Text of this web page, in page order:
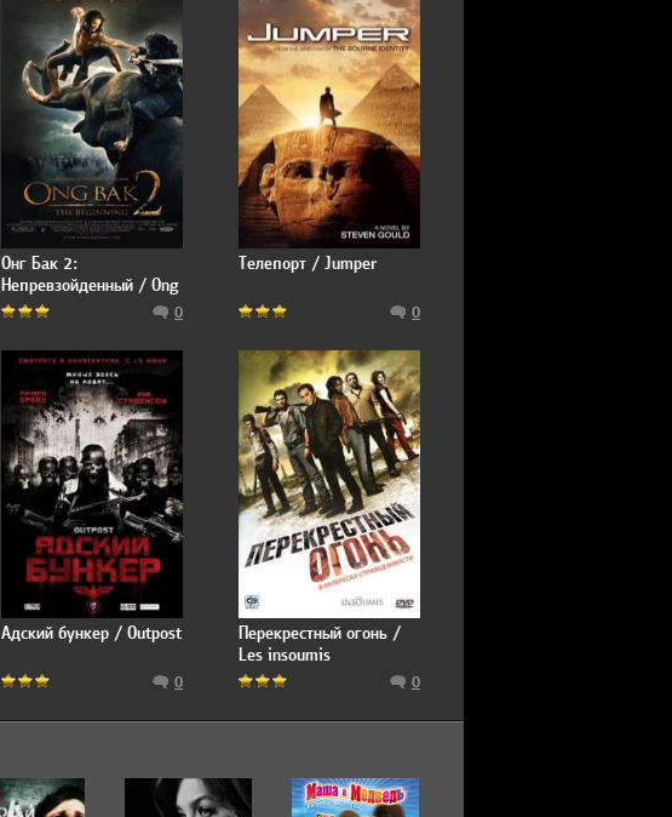
Онг Бак 2:
Непревзойденный / Ong
bak 2
0
Телепорт / Jumper
0
Адский бункер / Outpost
0
Перекрестный огонь /
Les insoumis
0